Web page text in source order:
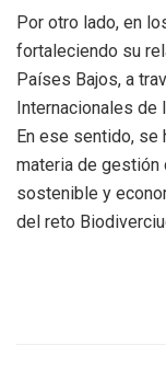
Por otro lado, en
fortaleciendo su
Países Bajos, a
Internacionales de
En ese sentido, se
materia de
sostenible y
del reto